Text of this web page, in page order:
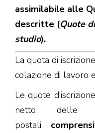
assimilabile alle
descritte (Quote
studio).
La quota di
colazione di lavoro
Le quote
netto delle
postali,